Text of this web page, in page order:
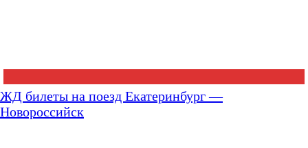
ЖД билеты на поезд Екатеринбург —
Новороссийск